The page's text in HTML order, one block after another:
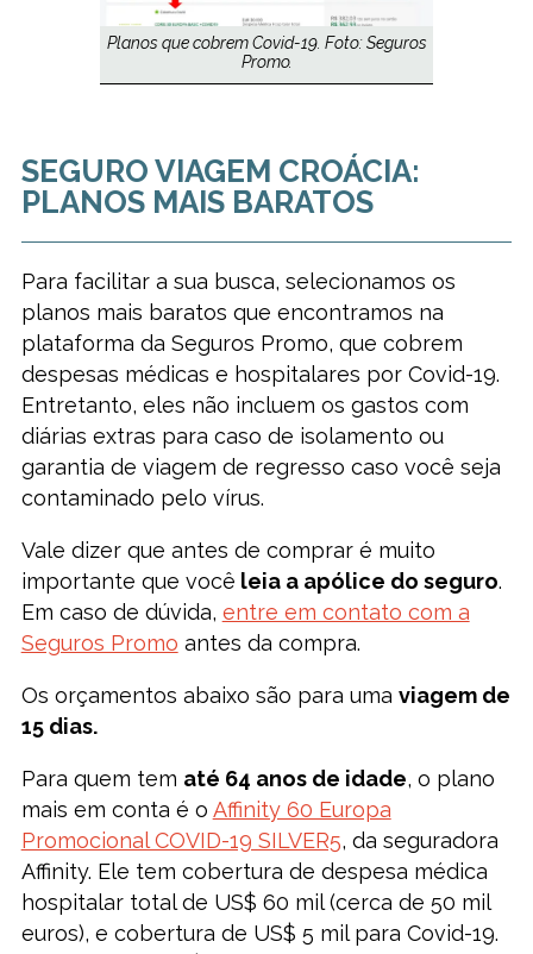
Planos que cobrem Covid-19. Foto: Seguros
Promo.
SEGURO VIAGEM CROÁCIA:
PLANOS MAIS BARATOS
Para facilitar a sua busca, selecionamos os
planos mais baratos que encontramos na
plataforma da Seguros Promo, que cobrem
despesas médicas e hospitalares por Covid-19.
Entretanto, eles não incluem os gastos com
diárias extras para caso de isolamento ou
garantia de viagem de regresso caso você seja
contaminado pelo vírus.
Vale dizer que antes de comprar é muito
importante que você leia a apólice do seguro.
Em caso de dúvida, entre em contato com a
Seguros Promo antes da compra.
Os orçamentos abaixo são para uma viagem de
15 dias.
Para quem tem até 64 anos de idade, o plano
mais em conta é o Affinity 60 Europa
Promocional COVID-19 SILVER5, da seguradora
Affinity. Ele tem cobertura de despesa médica
hospitalar total de US$ 60 mil (cerca de 50 mil
euros), e cobertura de US$ 5 mil para Covid-19.